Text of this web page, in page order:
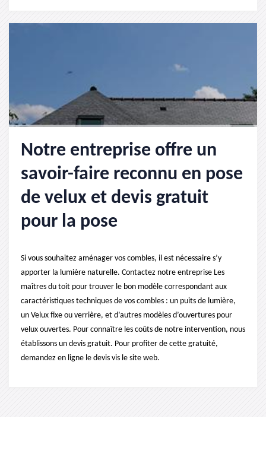
Notre entreprise offre un
savoir-faire reconnu en pose
de velux et devis gratuit
pour la pose
Si vous souhaitez aménager vos combles, il est nécessaire s’y
apporter la lumière naturelle. Contactez notre entreprise Les
maîtres du toit pour trouver le bon modèle correspondant aux
caractéristiques techniques de vos combles : un puits de lumière,
un Velux fixe ou verrière, et d’autres modèles d’ouvertures pour
velux ouvertes. Pour connaître les coûts de notre intervention, nous
établissons un devis gratuit. Pour profiter de cette gratuité,
demandez en ligne le devis vis le site web.